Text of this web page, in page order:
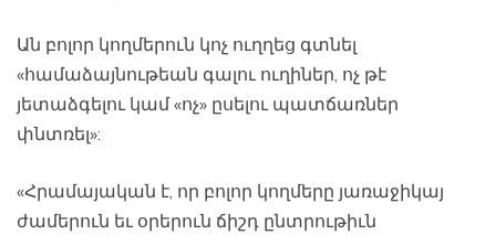
Ան բոլոր կողմերուն կոչ ուղղեց գտնել
«համաձայնութեան գալու ուղիներ, ոչ թէ
յետաձգելու կամ «ոչ» ըսելու պատճառներ
փնտռել»:
«Հրամայական է, որ բոլոր կողմերը յառաջիկայ
ժամերուն եւ օրերուն ճիշդ ընտրութիւն